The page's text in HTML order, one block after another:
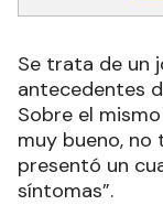
Se trata de un
antecedentes
Sobre el
muy bueno, no
presentó un
síntomas”.